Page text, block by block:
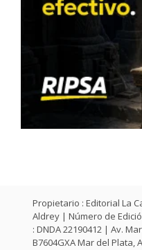
Propietario : Editorial La
Aldrey | Número de
: DNDA 22190412 | Av.
B7604GXA Mar del Plata,